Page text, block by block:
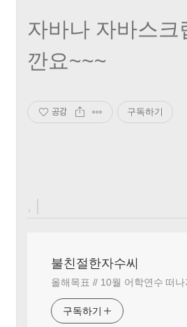
자바나 자바스
깐요~~~
공감 구독하기
, |
불친절한자수씨
올해목표 // 10월 어학연수 떠나
구독하기